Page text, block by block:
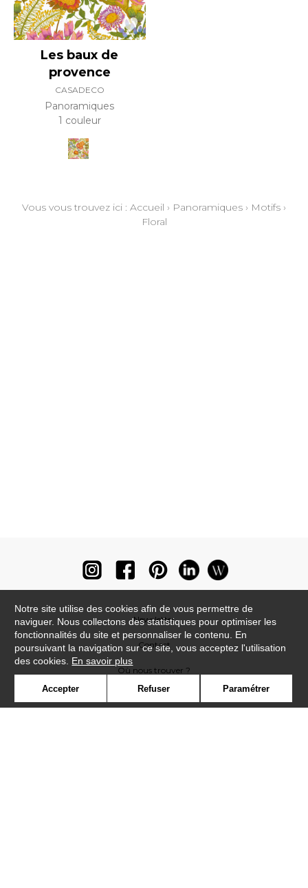
Les baux de
provence
CASADECO
Panoramiques
1 couleur
Vous vous trouvez ici : Accueil › Panoramiques › Motifs ›
Floral
Newsletter
Contact
Où nous trouver ?
Notre site utilise des cookies afin de vous permettre de
naviguer. Nous collectons des statistiques pour optimiser les
fonctionnalités du site et personnaliser le contenu. En
poursuivant la navigation sur ce site, vous acceptez l'utilisation
des cookies. En savoir plus
Accepter Refuser Paramétrer